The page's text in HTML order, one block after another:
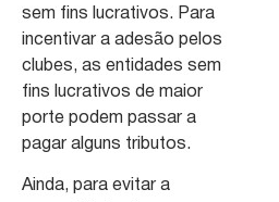
sem fins lucrativos. Para
incentivar a adesão pelos
clubes, as entidades sem
fins lucrativos de maior
porte podem passar a
pagar alguns tributos.
Ainda, para evitar a